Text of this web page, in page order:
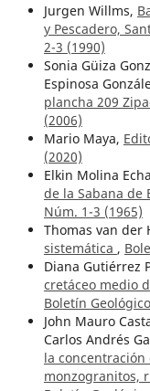
Jurgen Willms,
y Pescadero,
2-3 (1990)
Sonia Güiza
Espinosa
plancha 209
(2006)
Mario Maya,
(2020)
Elkin Molina
de la Sabana de
Núm. 1-3 (1965)
Thomas van der
sistemática ,
Diana Gutiérrez
cretáceo medio
Boletín
John Mauro
Carlos Andrés
la
monzogranitos,